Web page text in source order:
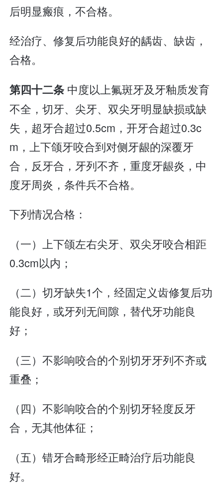
后明显瘢痕，不合格。
经治疗、修复后功能良好的龋齿、缺齿，
合格。
第四十二条 中度以上氟斑牙及牙釉质发育
不全，切牙、尖牙、双尖牙明显缺损或缺
失，超牙合超过0.5cm，开牙合超过0.3c
m，上下颌牙咬合到对侧牙龈的深覆牙
合，反牙合，牙列不齐，重度牙龈炎，中
度牙周炎，条件兵不合格。
下列情况合格：
（一）上下颌左右尖牙、双尖牙咬合相距
0.3cm以内；
（二）切牙缺失1个，经固定义齿修复后功
能良好，或牙列无间隙，替代牙功能良
好；
（三）不影响咬合的个别切牙牙列不齐或
重叠；
（四）不影响咬合的个别切牙轻度反牙
合，无其他体征；
（五）错牙合畸形经正畸治疗后功能良
好。